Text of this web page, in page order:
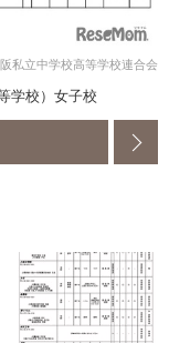
私立中学校高等学校連合会
学校）女子校